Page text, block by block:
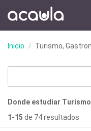
Inicio Turismo,
Donde estudiar
1-15 de 74 resultados